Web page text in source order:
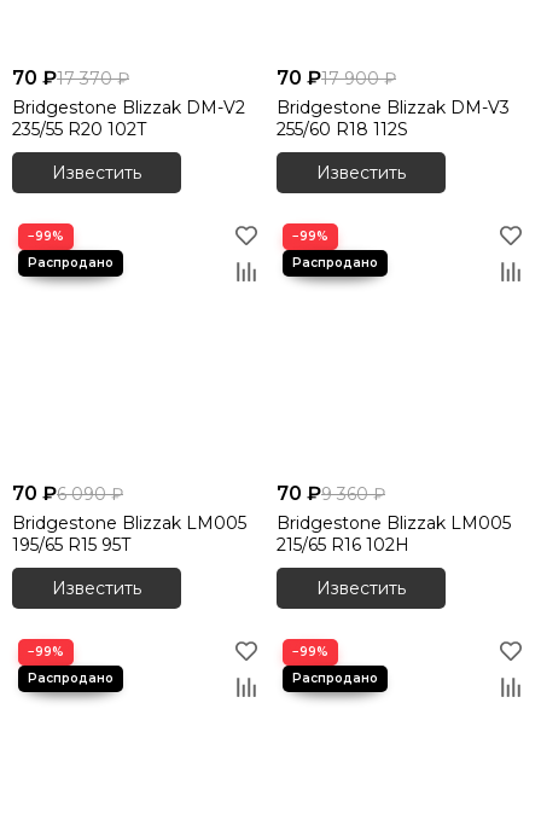
70 ₽17 370 ₽
Bridgestone Blizzak DM-V2
235/55 R20 102T
Известить
70 ₽17 900 ₽
Bridgestone Blizzak DM-V3
255/60 R18 112S
Известить
−99%
70 ₽6 090 ₽
Bridgestone Blizzak LM005
195/65 R15 95T
Известить
−99%
70 ₽9 360 ₽
Bridgestone Blizzak LM005
215/65 R16 102H
Известить
−99% −99%